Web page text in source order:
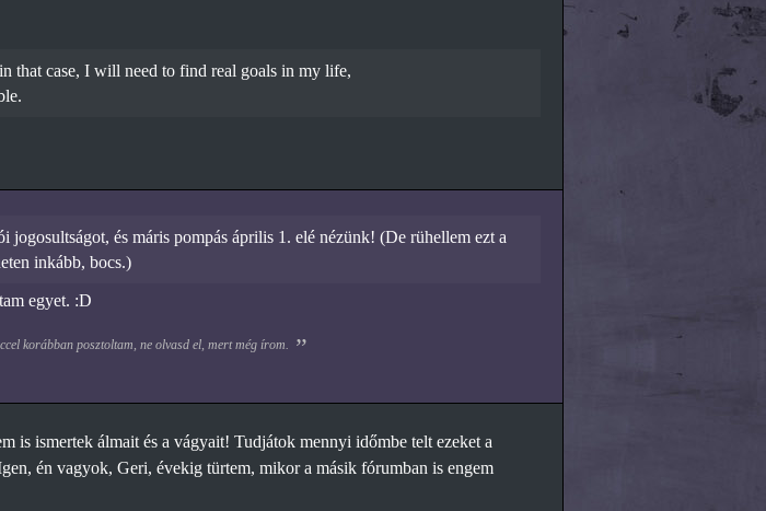
that case, I will need to find real goals in my life,
és máris pompás április 1. elé nézünk! (De rühellem ezt a
inkább, bocs.)
egyet. :D
korábban posztoltam, ne olvasd el, mert még írom.
is ismertek álmait és a vágyait! Tudjátok mennyi időmbe telt ezeket a
én vagyok, Geri, évekig türtem, mikor a másik fórumban is engem